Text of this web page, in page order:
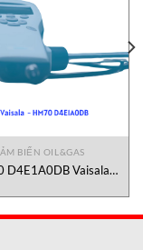
BIẾN OIL&GAS
D4E1A0DB Vaisala